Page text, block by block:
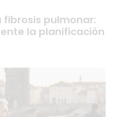
fibrosis pulmonar:
la planificación